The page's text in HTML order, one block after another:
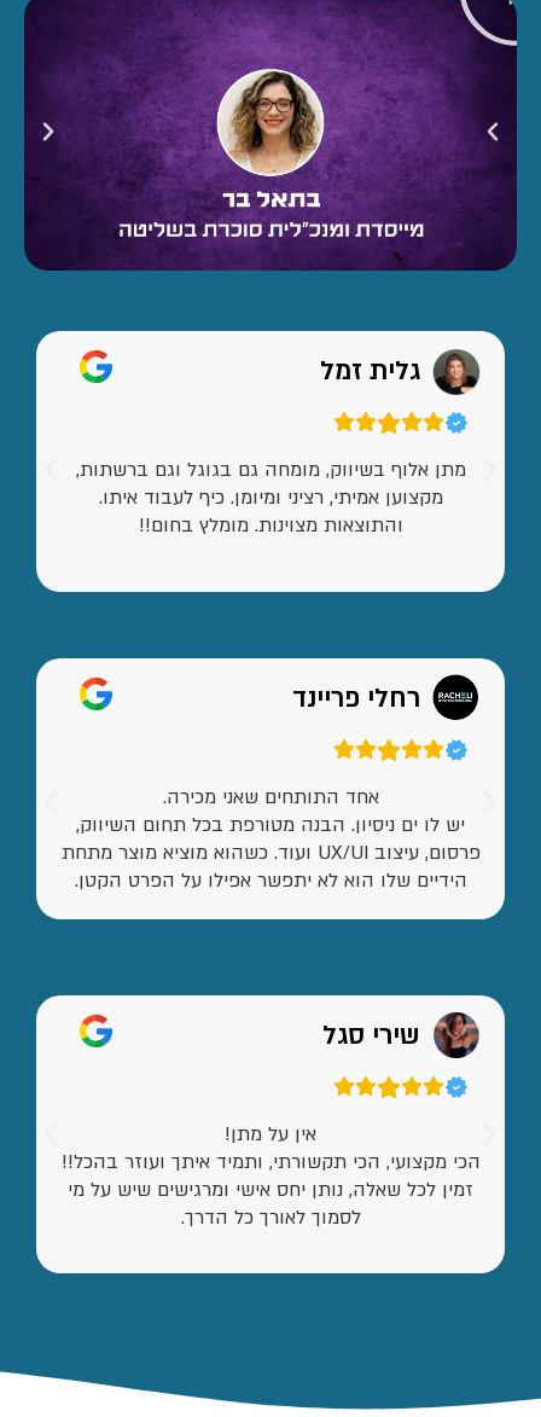
גלית זמל
מתן אלוף בשיווק, מומחה גם בגוגל וגם ברשתות,
מקצוען אמיתי, רציני ומיומן. כיף לעבוד איתו.
והתוצאות מצוינות. מומלץ בחום!!
רחלי פריינד
אחד התותחים שאני מכירה.
יש לו ים ניסיון. הבנה מטורפת בכל תחום השיווק,
פרסום, עיצוב UX/UI ועוד. כשהוא מוציא מוצר מתחת
הידיים שלו הוא לא יתפשר אפילו על הפרט הקטן.
שירי סגל
אין על מתן!
הכי מקצועי, הכי תקשורתי, ותמיד איתך ועוזר בהכל!!
זמין לכל שאלה, נותן יחס אישי ומרגישים שיש על מי
לסמוך לאורך כל הדרך.